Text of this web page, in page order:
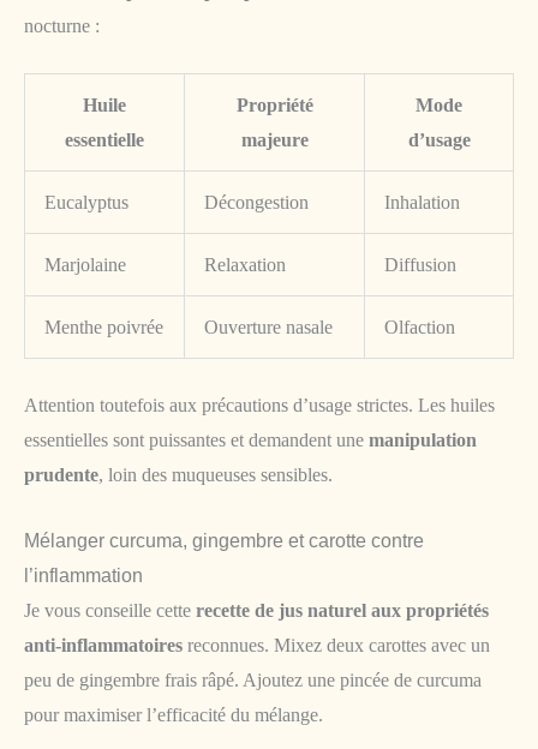
nocturne :
Huile
essentielle
Propriété
majeure
Mode
d’usage
Eucalyptus Décongestion Inhalation
Marjolaine Relaxation Diffusion
Menthe poivrée Ouverture nasale Olfaction
Attention toutefois aux précautions d’usage strictes. Les huiles
essentielles sont puissantes et demandent une manipulation
prudente, loin des muqueuses sensibles.
Mélanger curcuma, gingembre et carotte contre
l’inflammation
Je vous conseille cette recette de jus naturel aux propriétés
anti-inflammatoires reconnues. Mixez deux carottes avec un
peu de gingembre frais râpé. Ajoutez une pincée de curcuma
pour maximiser l’efficacité du mélange.